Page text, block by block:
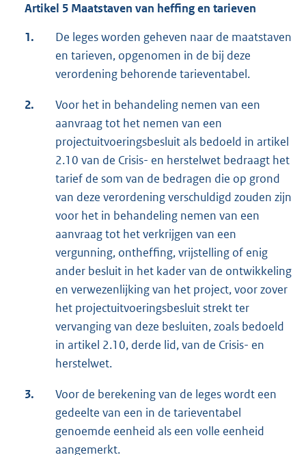
Artikel 5 Maatstaven van heffing en tarieven
1.
De leges worden geheven naar de maatstaven
en tarieven, opgenomen in de bij deze
verordening behorende tarieventabel.
2.
Voor het in behandeling nemen van een
aanvraag tot het nemen van een
projectuitvoeringsbesluit als bedoeld in artikel
2.10 van de Crisis- en herstelwet bedraagt het
tarief de som van de bedragen die op grond
van deze verordening verschuldigd zouden zijn
voor het in behandeling nemen van een
aanvraag tot het verkrijgen van een
vergunning, ontheffing, vrijstelling of enig
ander besluit in het kader van de ontwikkeling
en verwezenlijking van het project, voor zover
het projectuitvoeringsbesluit strekt ter
vervanging van deze besluiten, zoals bedoeld
in artikel 2.10, derde lid, van de Crisis- en
herstelwet.
3.
Voor de berekening van de leges wordt een
gedeelte van een in de tarieventabel
genoemde eenheid als een volle eenheid
aangemerkt.